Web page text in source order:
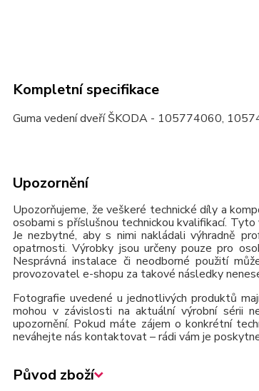
Kompletní specifikace
Guma vedení dveří ŠKODA - 105774060,
Upozornění
Upozorňujeme, že veškeré technické díly a
osobami s příslušnou technickou kvalifikací.
Je nezbytné, aby s nimi nakládali výhradně
opatrnosti. Výrobky jsou určeny pouze pro
Nesprávná instalace či neodborné použití
provozovatel e-shopu za takové následky
Fotografie uvedené u jednotlivých produktů
mohou v závislosti na aktuální výrobní sérii
upozornění. Pokud máte zájem o konkrétní
neváhejte nás kontaktovat – rádi vám je
Původ zboží